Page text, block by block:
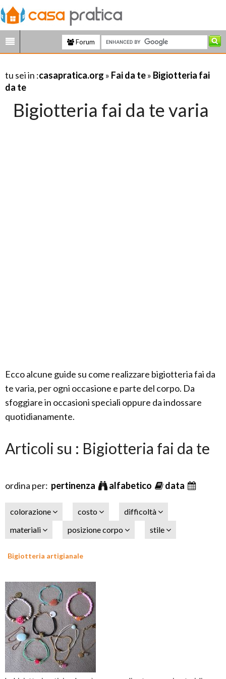
Forum
tu sei in :casapratica.org » Fai da te» Bigiotteria fai
da te
Bigiotteria fai da te varia
Ecco alcune guide su come realizzare bigiotteria fai da
te varia, per ogni occasione e parte del corpo. Da
sfoggiare in occasioni speciali oppure da indossare
quotidianamente.
Articoli su : Bigiotteria fai da te
ordina per: pertinenza alfabetico data
colorazione costo
difficoltà
materiali
posizione corpo stile
Bigiotteria artigianale